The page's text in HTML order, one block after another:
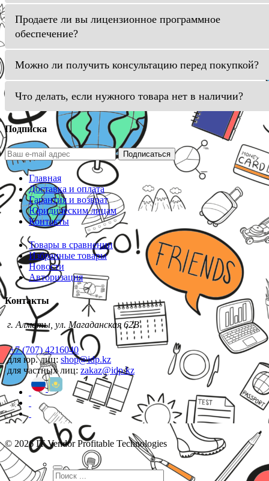
Продаете ли вы лицензионное программное
обеспечение?
Можно ли получить консультацию перед покупкой?
Что делать, если нужного товара нет в наличии?
Подписка
Подписаться
Главная
Доставка и оплата
Гарантия и возврат
Юридическим лицам
Контакты
Товары в сравнении
Избранные товары
Новости
Авторизация
Контакты
г. Алматы, ул. Магаданская 62В
+7 (707) 4216040
для юр. лиц: shop@idp.kz
для частных лиц: zakaz@idp.kz
© 2026 IT Vendor Profitable Technologies